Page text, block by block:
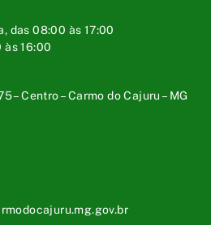
das 08:00 às 17:00
16:00
– Centro – Carmo do Cajuru – MG